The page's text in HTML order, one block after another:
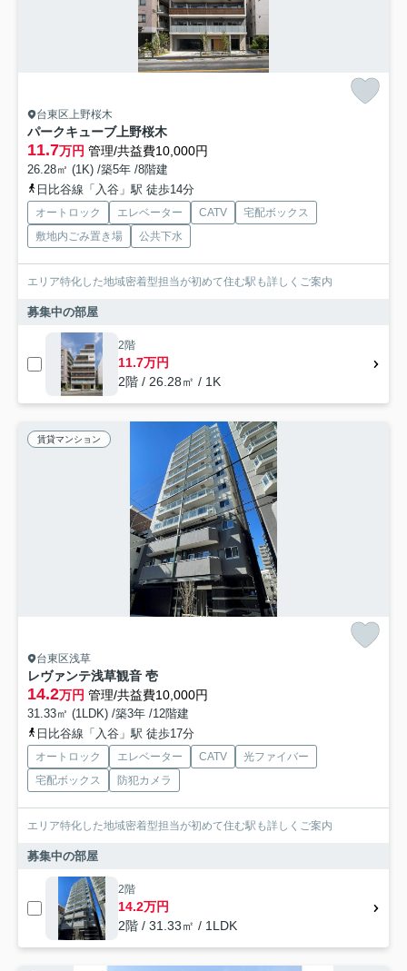
台東区上野桜木
パークキューブ上野桜木
11.7万円 管理/共益費10,000円
26.28㎡ (1K) /築5年 /8階建
日比谷線「入谷」駅 徒歩14分
オートロック エレベーター CATV
宅配ボックス
敷地内ごみ置き場
公共下水
エリア特化した地域密着型担当が初めて住む駅も詳しくご案内
募集中の部屋
2階
11.7万円
2階 / 26.28㎡ / 1K
賃貸マンション
台東区浅草
レヴァンテ浅草観音 壱
14.2万円 管理/共益費10,000円
31.33㎡ (1LDK) /築3年 /12階建
日比谷線「入谷」駅 徒歩17分
オートロック エレベーター CATV
光ファイバー
宅配ボックス
防犯カメラ
エリア特化した地域密着型担当が初めて住む駅も詳しくご案内
募集中の部屋
2階
14.2万円
2階 / 31.33㎡ / 1LDK